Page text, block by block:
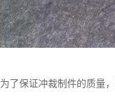
为了保证冲裁制件的质量